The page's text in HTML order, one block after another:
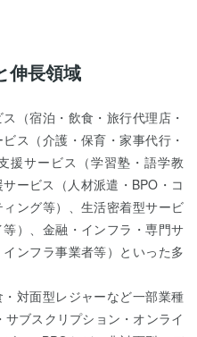
伸長領域
（宿泊・飲食・旅行代理店・
ス（介護・保育・家事代行・
援サービス（学習塾・語学教
ービス（人材派遣・BPO・コ
ング等）、生活密着型サービ
）、金融・インフラ・専門サ
ンフラ事業者等）といった多
対面型レジャーなど一部業種
ブスクリプション・オンライ